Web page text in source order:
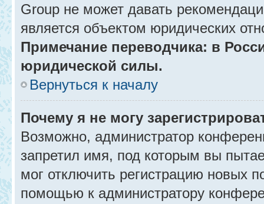
Group не может давать
является объектом юридических
Примечание переводчика: в
юридической силы.
Вернуться к началу
Почему я не могу
Возможно, администратор
запретил имя, под которым вы
мог отключить регистрацию новых
помощью к администратору